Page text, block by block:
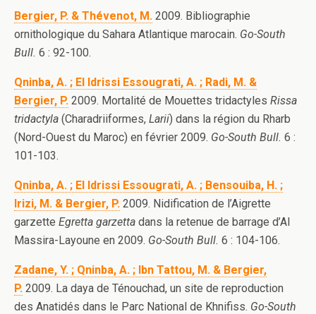
Bergier, P. & Thévenot, M. 2009. Bibliographie
ornithologique du Sahara Atlantique marocain. Go-South
Bull. 6 : 92-100.
Qninba, A. ; El Idrissi Essougrati, A. ; Radi, M. &
Bergier, P. 2009. Mortalité de Mouettes tridactyles Rissa
tridactyla (Charadriiformes, Larii) dans la région du Rharb
(Nord-Ouest du Maroc) en février 2009. Go-South Bull. 6 :
101-103.
Qninba, A. ; El Idrissi Essougrati, A. ; Bensouiba, H. ;
Irizi, M. & Bergier, P. 2009. Nidification de l’Aigrette
garzette Egretta garzetta dans la retenue de barrage d’Al
Massira-Layoune en 2009. Go-South Bull. 6 : 104-106.
Zadane, Y. ; Qninba, A. ; Ibn Tattou, M. & Bergier,
P. 2009. La daya de Ténouchad, un site de reproduction
des Anatidés dans le Parc National de Khnifiss. Go-South